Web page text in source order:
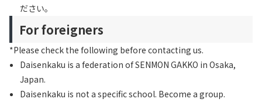
ださい。
For foreigners
*Please check the following before contacting us.
Daisenkaku is a federation of SENMON GAKKO in Osaka,
Japan.
Daisenkaku is not a specific school. Become a group.